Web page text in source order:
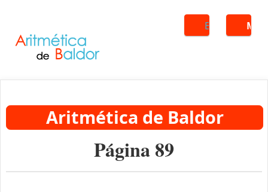
Buscar
Aritmética de Baldor
Página 89